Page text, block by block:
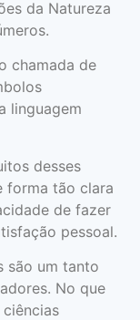
da Natureza
chamada de
linguagem
desses
forma tão clara
de fazer
pessoal.
são um tanto
No que